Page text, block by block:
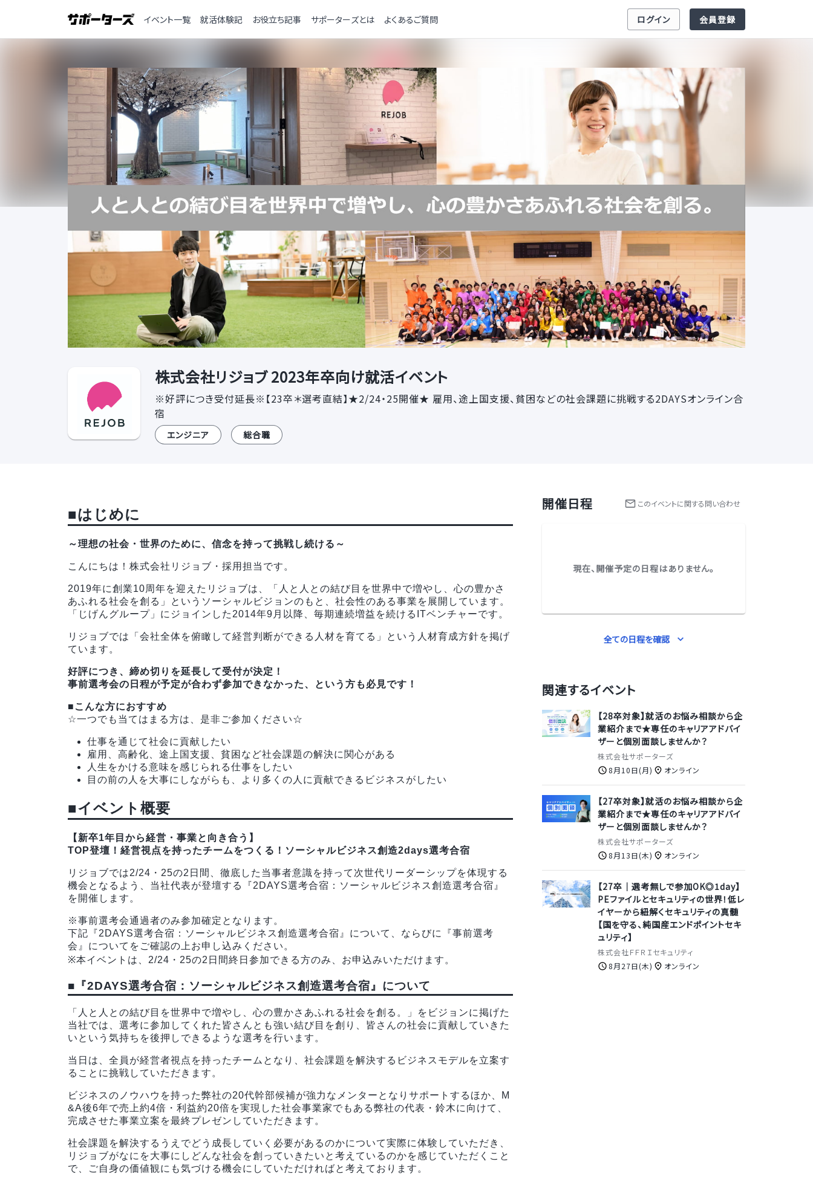
イベント一覧 就活体験記 お役立ち記事 サポーターズとは よくあるご質問 ログイン 会員登録
株式会社リジョブ 2023年卒向け就活イベント
※好評につき受付延長※【23卒＊選考直結】★2/24・25開催★ 雇用、途上国支援、貧困などの社会課題に挑戦する2DAYSオンライン合
宿
エンジニア 総合職
■はじめに
～理想の社会・世界のために、信念を持って挑戦し続ける～
こんにちは！株式会社リジョブ・採用担当です。
2019年に創業10周年を迎えたリジョブは、「人と人との結び目を世界中で増やし、心の豊かさ
あふれる社会を創る」というソーシャルビジョンのもと、社会性のある事業を展開しています。
「じげんグループ」にジョインした2014年9月以降、毎期連続増益を続けるITベンチャーです。
リジョブでは「会社全体を俯瞰して経営判断ができる人材を育てる」という人材育成方針を掲げ
ています。
好評につき、締め切りを延長して受付が決定！
事前選考会の日程が予定が合わず参加できなかった、という方も必見です！
■こんな方におすすめ
☆一つでも当てはまる方は、是非ご参加ください☆
仕事を通じて社会に貢献したい
雇用、高齢化、途上国支援、貧困など社会課題の解決に関心がある
人生をかける意味を感じられる仕事をしたい
目の前の人を大事にしながらも、より多くの人に貢献できるビジネスがしたい
■イベント概要
【新卒1年目から経営・事業と向き合う】
TOP登壇！経営視点を持ったチームをつくる！ソーシャルビジネス創造2days選考合宿
リジョブでは2/24・25の2日間、徹底した当事者意識を持って次世代リーダーシップを体現する
機会となるよう、当社代表が登壇する『2DAYS選考合宿：ソーシャルビジネス創造選考合宿』
を開催します。
※事前選考会通過者のみ参加確定となります。
下記『2DAYS選考合宿：ソーシャルビジネス創造選考合宿』について、ならびに『事前選考
会』についてをご確認の上お申し込みください。
※本イベントは、2/24・25の2日間終日参加できる方のみ、お申込みいただけます。
■『2DAYS選考合宿：ソーシャルビジネス創造選考合宿』について
「人と人との結び目を世界中で増やし、心の豊かさあふれる社会を創る。」をビジョンに掲げた
当社では、選考に参加してくれた皆さんとも強い結び目を創り、皆さんの社会に貢献していきた
いという気持ちを後押しできるような選考を行います。
当日は、全員が経営者視点を持ったチームとなり、社会課題を解決するビジネスモデルを立案す
ることに挑戦していただきます。
ビジネスのノウハウを持った弊社の20代幹部候補が強力なメンターとなりサポートするほか、M
&A後6年で売上約4倍・利益約20倍を実現した社会事業家でもある弊社の代表・鈴木に向けて、
完成させた事業立案を最終プレゼンしていただきます。
社会課題を解決するうえでどう成長していく必要があるのかについて実際に体験していただき、
リジョブがなにを大事にしどんな社会を創っていきたいと考えているのかを感じていただくこと
で、ご自身の価値観にも気づける機会にしていただければと考えております。
開催日程 このイベントに関する問い合わせ
現在、開催予定の日程はありません。
全ての日程を確認
関連するイベント
【28卒対象】就活のお悩み相談から企
業紹介まで★専任のキャリアアドバイ
ザーと個別面談しませんか？
株式会社サポーターズ
8月10日(月)
オンライン
【27卒対象】就活のお悩み相談から企
業紹介まで★専任のキャリアアドバイ
ザーと個別面談しませんか？
株式会社サポーターズ
8月13日(木)
オンライン
【27卒｜選考無しで参加OK◎1day】
PEファイルとセキュリティの世界！低レ
イヤーから紐解くセキュリティの真髄
【国を守る、純国産エンドポイントセキ
ュリティ】
株式会社ＦＦＲＩセキュリティ
8月27日(木)
オンライン